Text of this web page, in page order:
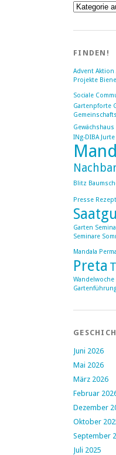
Themen
FINDEN!
Advent Aktion
Projekte
Sociale
Gartenpforte
Gewächshaus
INg-DIBA Jurte
Blitz
Presse Rezept
Garten
Seminare
Mandala
Preta
Juni 2026
Mai 2026
März 2026
Februar
Dezember
Oktober
September
Juli 2025